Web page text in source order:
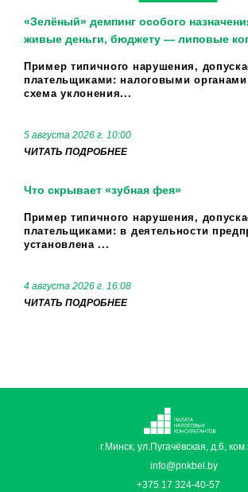
«Зелёный» демпинг особого
живые деньги, бюджету — липовые
Пример типичного нарушения,
плательщиками: налоговыми
схема уклонения...
5 августа 2026 г. 10:00
ЧИТАТЬ ПОДРОБНЕЕ
Что скрывает «зубная фея»
Пример типичного нарушения,
плательщиками: в деятельности
установлена ...
4 августа 2026 г. 16:08
ЧИТАТЬ ПОДРОБНЕЕ
г.Минск, ул.Пугачёвская, д.6,
info@pnkbel.by
+375 17 324-40-57